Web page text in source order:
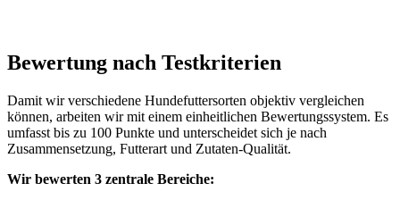
Bewertung nach Testkriterien
Damit wir verschiedene Hundefuttersorten objektiv vergleichen
können, arbeiten wir mit einem einheitlichen Bewertungssystem. Es
umfasst bis zu 100 Punkte und unterscheidet sich je nach
Zusammensetzung, Futterart und Zutaten-Qualität.
Wir bewerten 3 zentrale Bereiche: